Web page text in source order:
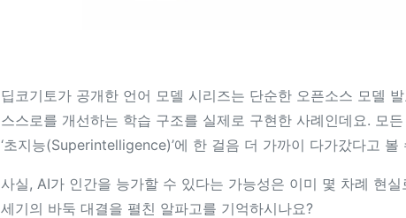
딥코기토가 공개한 언어 모델 시리즈는 단순한 오픈소스 모델
스스로를 개선하는 학습 구조를 실제로 구현한 사례인데요. 모
‘초지능(Superintelligence)’에 한 걸음 더 가까이 다가갔다고 볼
사실, AI가 인간을 능가할 수 있다는 가능성은 이미 몇 차례 현
세기의 바둑 대결을 펼친 알파고를 기억하시나요?